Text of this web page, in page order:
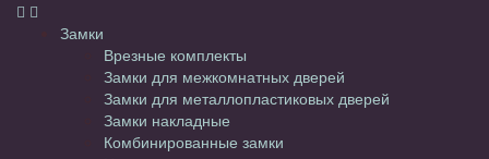
Замки
Врезные комплекты
Замки для межкомнатных дверей
Замки для металлопластиковых дверей
Замки накладные
Комбинированные замки